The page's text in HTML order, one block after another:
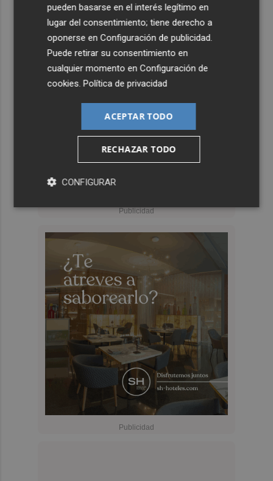
pueden basarse en el interés legítimo en
lugar del consentimiento; tiene derecho a
oponerse enConfiguración de publicidad.
Puede retirar su consentimiento en
cualquier momento enConfiguración de
cookies.Política de privacidad
ACEPTAR TODO
RECHAZAR TODO
CONFIGURAR